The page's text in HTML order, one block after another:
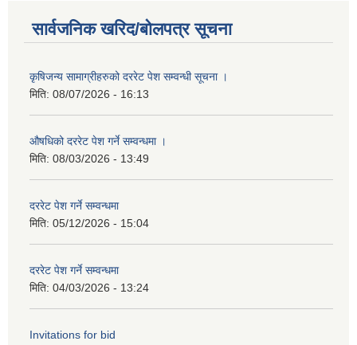
सार्वजनिक खरिद/बोलपत्र सूचना
कृषिजन्य सामाग्रीहरुको दररेट पेश सम्वन्धी सूचना ।
मिति: 08/07/2026 - 16:13
औषधिको दररेट पेश गर्ने सम्वन्धमा ।
मिति: 08/03/2026 - 13:49
दररेट पेश गर्ने सम्वन्धमा
मिति: 05/12/2026 - 15:04
दररेट पेश गर्ने सम्वन्धमा
मिति: 04/03/2026 - 13:24
Invitations for bid